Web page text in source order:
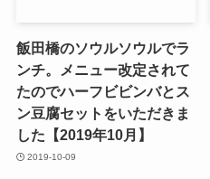
飯田橋のソウルソウルでラ
ンチ。メニュー改定されて
たのでハーフビビンバとス
ン豆腐セットをいただきま
した【2019年10月】
2019-10-09